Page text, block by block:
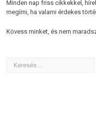
Minden nap friss cikkekkel,
megírni, ha valami érdekes
Kövess minket, és nem